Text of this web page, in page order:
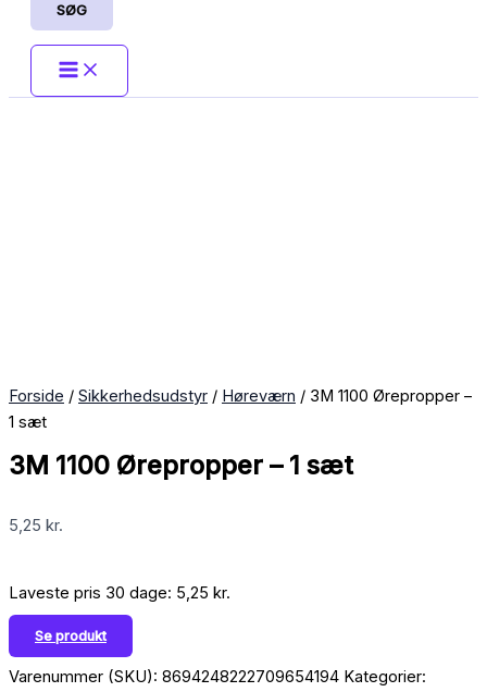
SØG
Forside / Sikkerhedsudstyr / Høreværn / 3M 1100 Ørepropper –
1 sæt
3M 1100 Ørepropper – 1 sæt
5,25 kr.
Laveste pris 30 dage: 5,25 kr.
Se produkt
Varenummer (SKU): 8694248222709654194 Kategorier: